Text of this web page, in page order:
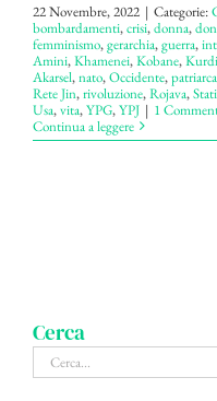
22 Novembre, 2022 | Categorie:
bombardamenti,crisi,donna,
femminismo,gerarchia,guerra,
Amini,Khamenei,Kobane,
Akarsel,nato,Occidente,
Rete Jin,rivoluzione,Rojava,
Usa,vita,YPG,YPJ | 1
Continua a leggere
Cerca
Cerca
per: